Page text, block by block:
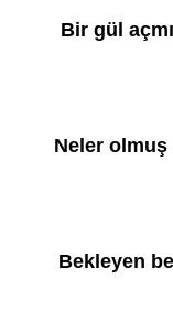
Bir gül
Neler
Bekleyen